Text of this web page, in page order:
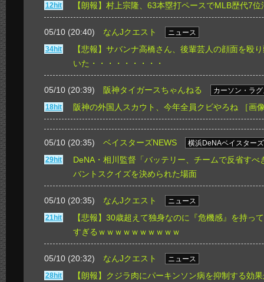
12hit
【朗報】村上宗隆、63本塁打ペースでMLB歴代7
05/10 (20:40) なんJクエスト
ニュース
34hit
【悲報】サバンナ高橋さん、後輩芸人の顔面を殴
いた・・・・・・・・・
05/10 (20:39) 阪神タイガースちゃんねる
カーソン・ラ
18hit
阪神の外国人スカウト、今年全員クビやろね ［画
05/10 (20:35) ベイスターズNEWS
横浜DeNAベイスターズ
29hit
DeNA・相川監督「バッテリー、チームで反省すべ
バントスクイズを決められた場面
05/10 (20:35) なんJクエスト
ニュース
21hit
【悲報】30歳超えて独身なのに『危機感』を持っ
すぎるｗｗｗｗｗｗｗｗｗｗ
05/10 (20:32) なんJクエスト
ニュース
28hit
【朗報】クジラ肉にパーキンソン病を抑制する効